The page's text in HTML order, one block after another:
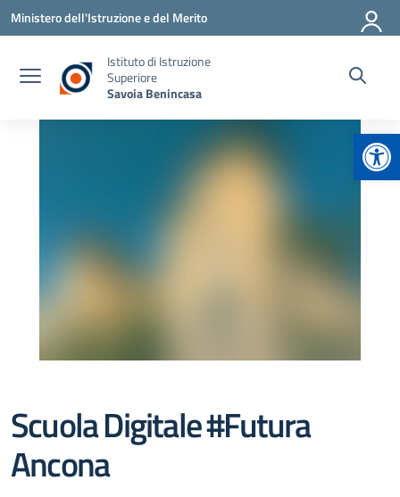
Vai ai contenuti
Vai al menu di navigazione
Vai al footer
Ministero dell'Istruzione e del Merito
Istituto di Istruzione
Superiore
Savoia Benincasa
Scuola Digitale #Futura
Ancona